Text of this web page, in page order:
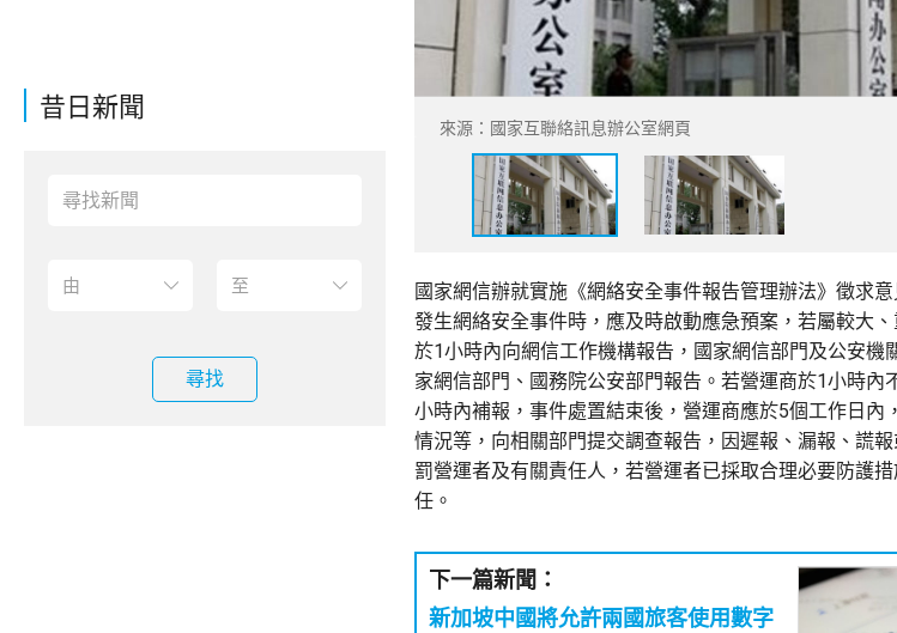
昔日新聞
尋找
來源：國家互聯絡訊息辦公室網頁
國家網信辦就實施《網絡安全事件報告管理辦法》徵求
發生網絡安全事件時，應及時啟動應急預案，若屬較大
於1小時內向網信工作機構報告，國家網信部門及公安機
家網信部門、國務院公安部門報告。若營運商於1小時內
小時內補報，事件處置結束後，營運商應於5個工作日內
情況等，向相關部門提交調查報告，因遲報、漏報、謊
罰營運者及有關責任人，若營運者已採取合理必要防護
任。
下一篇新聞：
新加坡中國將允許兩國旅客使用數字